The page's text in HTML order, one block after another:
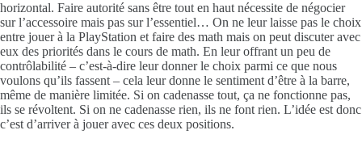
horizontal. Faire autorité sans être tout en haut nécessite de négocier
sur l’accessoire mais pas sur l’essentiel… On ne leur laisse pas le choix
entre jouer à la PlayStation et faire des math mais on peut discuter avec
eux des priorités dans le cours de math. En leur offrant un peu de
contrôlabilité – c’est-à-dire leur donner le choix parmi ce que nous
voulons qu’ils fassent – cela leur donne le sentiment d’être à la barre,
même de manière limitée. Si on cadenasse tout, ça ne fonctionne pas,
ils se révoltent. Si on ne cadenasse rien, ils ne font rien. L’idée est donc
c’est d’arriver à jouer avec ces deux positions.